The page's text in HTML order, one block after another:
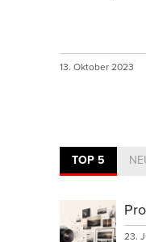
13. Oktober 2023
TOP 5
23.